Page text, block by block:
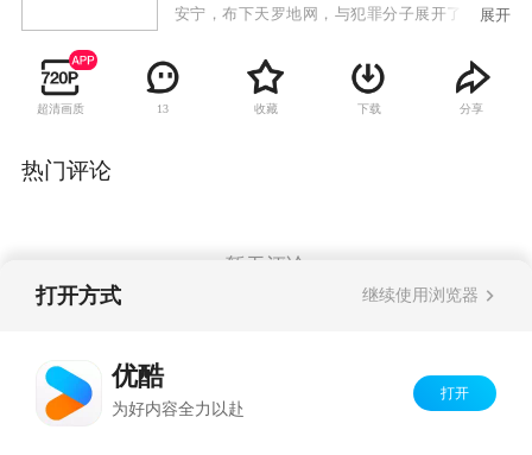
安宁，布下天罗地网，与犯罪分子展开了一场惊
展开
超清画质 13 收藏 下载 分享
热门评论
暂无评论
打开方式 继续使用浏览器
优酷
为好内容全力以赴
打开